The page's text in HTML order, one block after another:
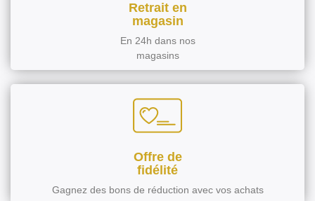
Retrait en
magasin
En 24h dans nos
magasins
Offre de
fidélité
Gagnez des bons de réduction avec vos achats